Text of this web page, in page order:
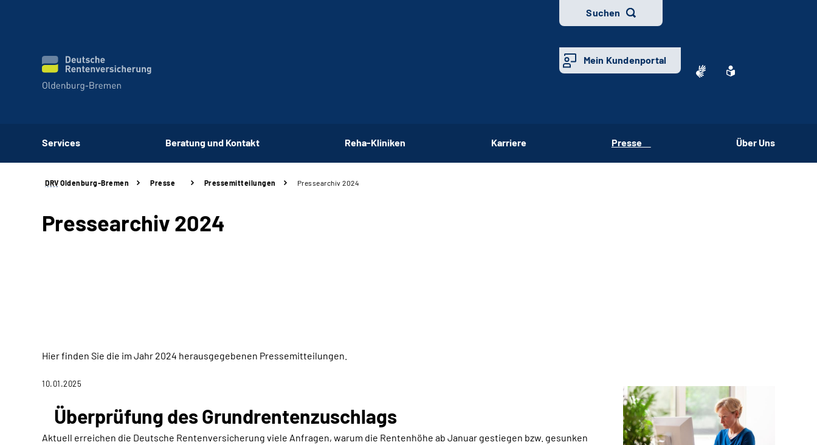
Suchen
Mein Kundenportal
Services Beratung und Kontakt Reha-Kliniken Karriere Presse Über Uns
DRV Oldenburg-Bremen Presse Pressemitteilungen Pressearchiv 2024
Pressearchiv 2024
Hier finden Sie die im Jahr 2024 herausgegebenen Pressemitteilungen.
Überprüfung des Grundrentenzuschlags
10.01.2025
Aktuell erreichen die Deutsche Rentenversicherung viele Anfragen, warum die Rentenhöhe ab Januar gestiegen bzw. gesunken